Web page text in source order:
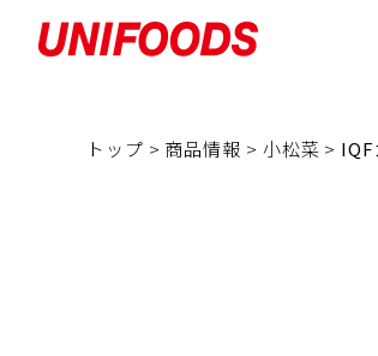
トップ > 商品情報 > 小松菜 >